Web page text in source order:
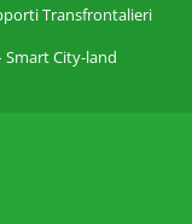
Transfrontalieri
City-land